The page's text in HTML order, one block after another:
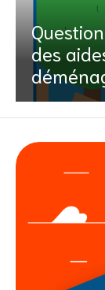
des